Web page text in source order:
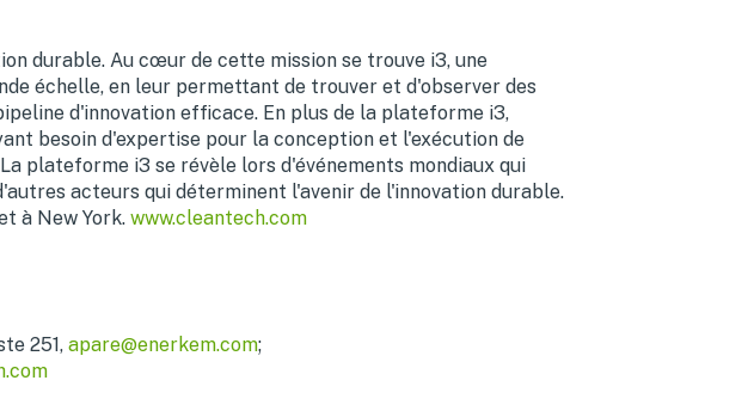
durable. Au cœur de cette mission se trouve i3, une
échelle, en leur permettant de trouver et d'observer des
d'innovation efficace. En plus de la plateforme i3,
besoin d'expertise pour la conception et l'exécution de
plateforme i3 se révèle lors d'événements mondiaux qui
acteurs qui déterminent l'avenir de l'innovation durable.
à New York. www.cleantech.com
251, apare@enerkem.com;